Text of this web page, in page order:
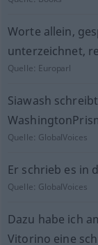
Worte allein,
unterzeichnet,
Quelle: Europarl
Siawash
Quelle: GlobalVoices
Er schrieb es in
Quelle: GlobalVoices
Dazu habe ich
Vitorino eine